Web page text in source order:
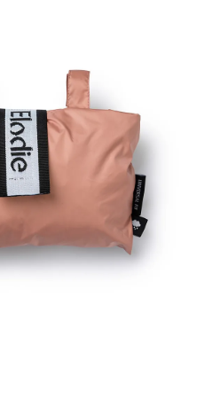
& sengetøj
til gaver
favoritter